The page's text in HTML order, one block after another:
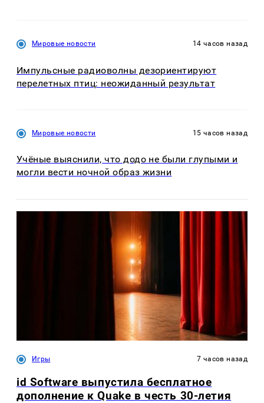
Мировые новости 14 часов назад
Импульсные радиоволны дезориентируют
перелетных птиц: неожиданный результат
Мировые новости 15 часов назад
Учёные выяснили, что додо не были глупыми и
могли вести ночной образ жизни
Игры 7 часов назад
id Software выпустила бесплатное
дополнение к Quake в честь 30-летия